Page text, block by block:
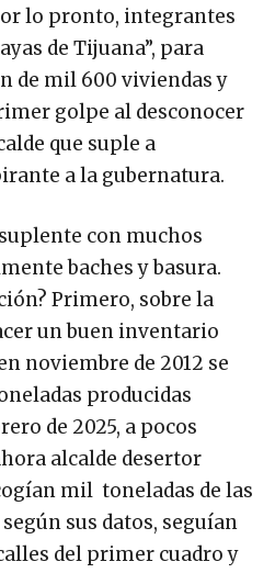
lo pronto, integrantes
de Tijuana”, para
de mil 600 viviendas y
golpe al desconocer
que suple a
a la gubernatura.
con muchos
baches y basura.
Primero, sobre la
un buen inventario
noviembre de 2012 se
producidas
de 2025, a pocos
alcalde desertor
mil toneladas de las
sus datos, seguían
del primer cuadro y